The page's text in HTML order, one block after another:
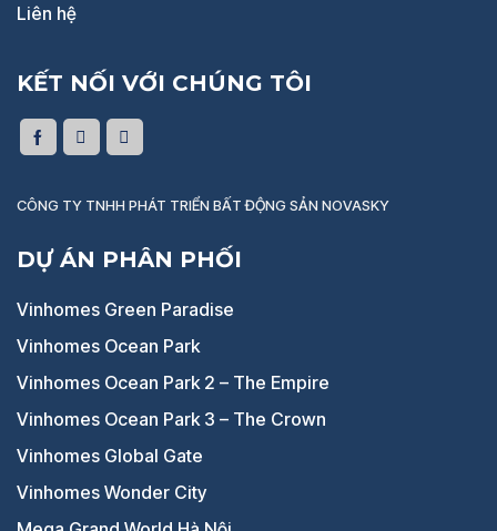
Liên hệ
KẾT NỐI VỚI CHÚNG TÔI
CÔNG TY TNHH PHÁT TRIỂN BẤT ĐỘNG SẢN NOVASKY
DỰ ÁN PHÂN PHỐI
Vinhomes Green Paradise
Vinhomes Ocean Park
Vinhomes Ocean Park 2 – The Empire
Vinhomes Ocean Park 3 – The Crown
Vinhomes Global Gate
Vinhomes Wonder City